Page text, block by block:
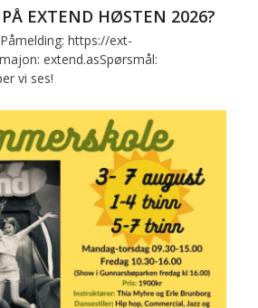
EXTEND HØSTEN 2026?
https://ext-
extend.asSpørsmål:
vi ses!